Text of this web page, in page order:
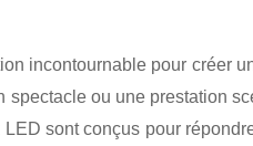
incontournable pour créer
ou une prestation
sont conçus pour